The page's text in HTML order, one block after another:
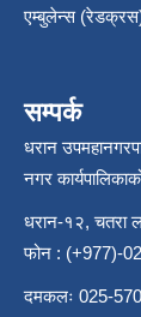
एम्बुलेन्स
सम्पर्क
धरान
नगर
धरान-१२, चतरा
फोन : (+977)-
दमकलः 025-